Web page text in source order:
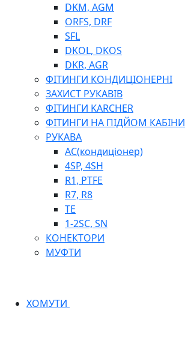
DKM, AGM
ORFS, DRF
SFL
DKOL, DKOS
DKR, AGR
ФІТИНГИ КОНДИЦІОНЕРНІ
ЗАХИСТ РУКАВІВ
ФІТИНГИ KARCHER
ФІТИНГИ НА ПІДЙОМ КАБІНИ
РУКАВА
AC(кондиціонер)
4SP, 4SH
R1, PTFE
R7, R8
TE
1-2SC, SN
КОНЕКТОРИ
МУФТИ
ХОМУТИ